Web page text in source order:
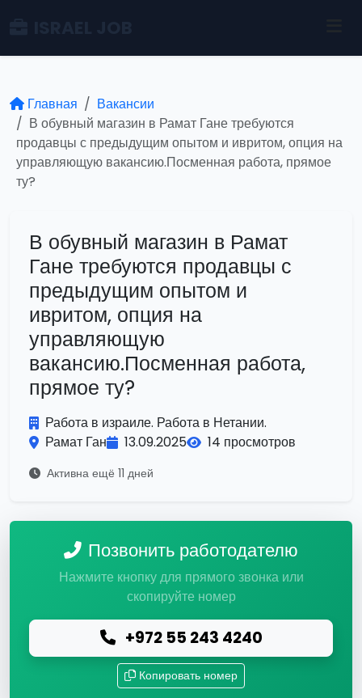
Главная
Вакансии
В обувный магазин в Рамат Гане требуются
продавцы с предыдущим опытом и ивритом, опция на
управляющую вакансию.Посменная работа, прямое
ту?
В обувный магазин в Рамат
Гане требуются продавцы с
предыдущим опытом и
ивритом, опция на
управляющую
вакансию.Посменная работа,
прямое ту?
Работа в израиле. Работа в Нетании.
Рамат Ган
13.09.2025 14 просмотров
Активна ещё 11 дней
Позвонить работодателю
Нажмите кнопку для прямого звонка или
скопируйте номер
+972 55 243 4240
Копировать номер